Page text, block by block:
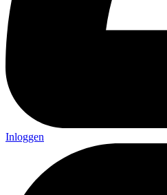
Inloggen